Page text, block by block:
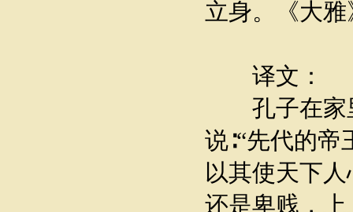
立身。《大
译文：
孔子在家里
说∶“先代的
以其使天下
还是卑贱，